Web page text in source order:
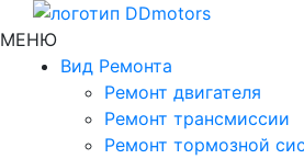
МЕНЮ
Вид Ремонта
Ремонт двигателя
Ремонт трансмиссии
Ремонт тормозной